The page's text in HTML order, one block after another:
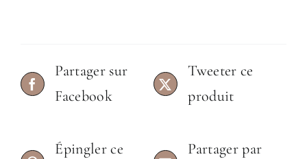
Partager sur
Facebook
Tweeter ce
produit
Épingler ce
Partager par